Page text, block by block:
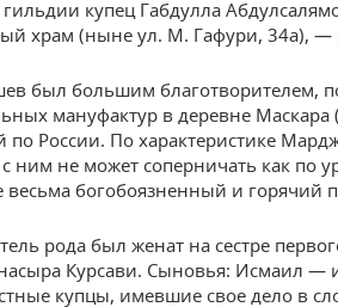
купец Габдулла
храм (ныне ул. М. Гафури, 34а), —
был большим благотворителем,
мануфактур в деревне
по России. По характеристике
ним не может соперничать как по
весьма богобоязненный и горячий
рода был женат на сестре
Курсави. Сыновья: Исмаил —
купцы, имевшие свое дело в